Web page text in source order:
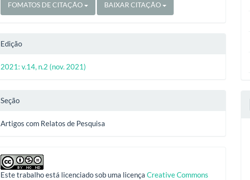
FOMATOS DE CITAÇÃO BAIXAR CITAÇÃO
Edição
2021: v.14, n.2 (nov. 2021)
Seção
Artigos com Relatos de Pesquisa
Este trabalho está licenciado sob uma licençaCreative Commons